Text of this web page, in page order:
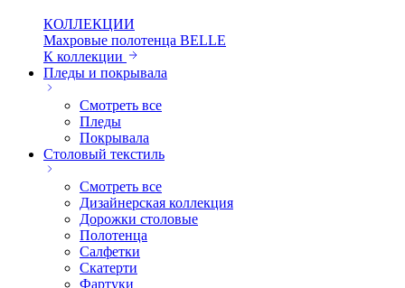
КОЛЛЕКЦИИ
Махровые полотенца BELLE
К коллекции
Пледы и покрывала
Смотреть все
Пледы
Покрывала
Столовый текстиль
Смотреть все
Дизайнерская коллекция
Дорожки столовые
Полотенца
Салфетки
Скатерти
Фартуки